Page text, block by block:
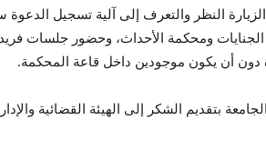
النظر والتعرف إلى آلية تسجيل
ومحكمة الأحداث، وحضور جلسات
دون أن يكون موجودين داخل قاعة المحكمة.
الجامعة بتقديم الشكر إلى الهيئة القضائية